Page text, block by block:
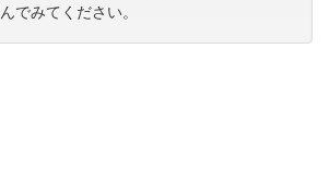
でみてください。